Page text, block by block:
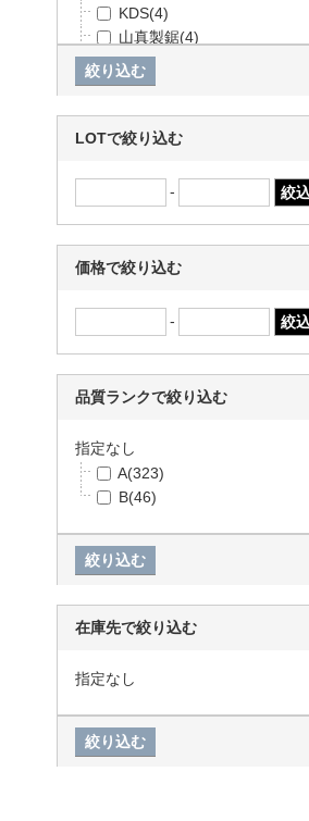
KDS(4)
山真製鋸(4)
Panasonic
パナソニックエコソリューシ
たくみ (1)
LOTで絞り込む
-
価格で絞り込む
-
品質ランクで絞り込む
指定なし
A(323)
B(46)
在庫先で絞り込む
指定なし